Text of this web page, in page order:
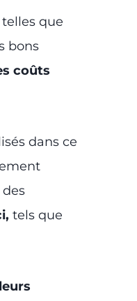
telles que
bons
coûts
dans ce
des
tels que